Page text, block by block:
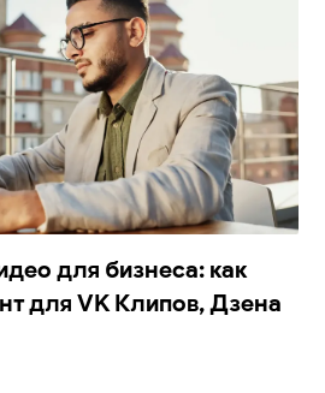
для бизнеса: как
для VK Клипов, Дзена